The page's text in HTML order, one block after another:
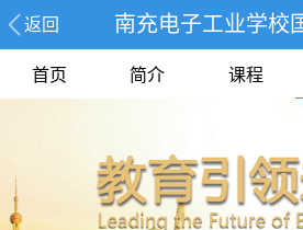
返回 南充电子工业学校
首页 简介 课程